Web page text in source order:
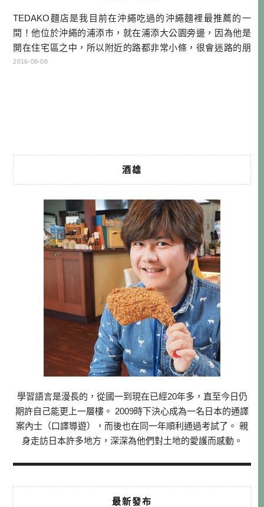
TEDAKO麵店是我目前在沖繩吃過的沖繩麵裡最推薦的一
間！他位於沖繩的浦添市，就在浦添大公園旁邊，因為他是
開在住宅區之中，所以附近的路都非常小條，很會迷路的朋
友，我想你很有可能會迷一陣子才能抵達。 要聊聊這間店，
2016-08-08
酒雄
學習語言是漫長的，從國一到現在已經20年多，直至今日仍
期許自己能更上一層樓。 2009時下決心成為一名日本的通譯
案內士（口譯導遊），而後也在同一年順利通過考試了。 親
身走訪日本許多地方，深深為他們對土地的愛護而感動。
最新發布